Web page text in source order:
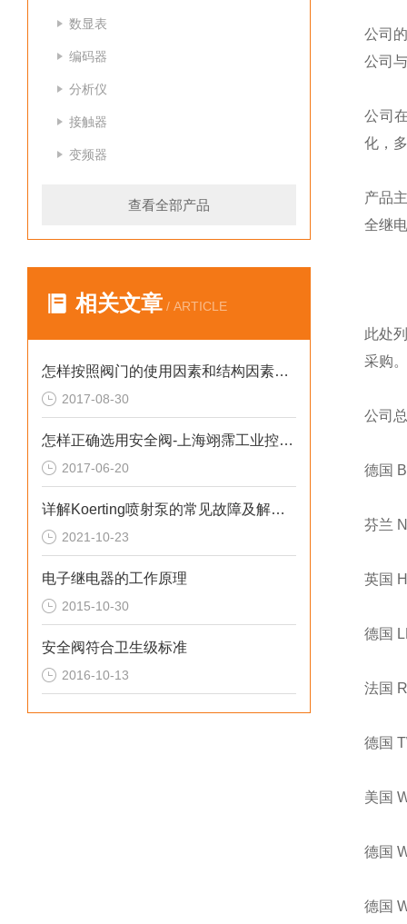
数显表
编码器
分析仪
接触器
变频器
查看全部产品
相关文章 / ARTICLE
怎样按照阀门的使用因素和结构因素正确地选择阀门
2017-08-30
怎样正确选用安全阀-上海翊霈工业控制设备有限公司
2017-06-20
详解Koerting喷射泵的常见故障及解决方法
2021-10-23
电子继电器的工作原理
2015-10-30
安全阀符合卫生级标准
2016-10-13
公司
公司
公司
化，
产品
全继
此处
采购。
公司
德国
芬兰
英国
德国
法国
德国
美国
德国
德国